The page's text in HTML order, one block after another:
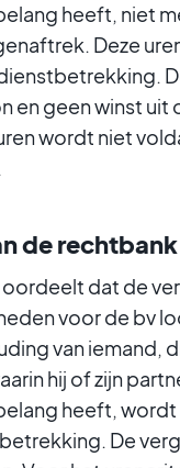
heeft, niet
Deze
en geen winst uit
wordt niet
de rechtbank
dat de
voor de bv
van iemand,
hij of zijn
heeft,
De